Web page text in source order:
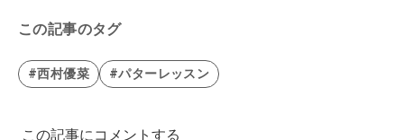
この記事のタグ
#西村優菜 #パターレッスン